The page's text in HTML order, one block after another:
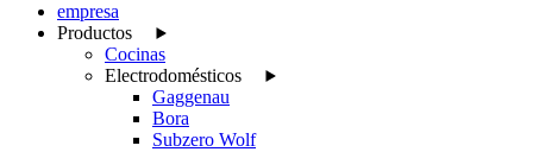
empresa
Productos
Cocinas
Electrodomésticos
Gaggenau
Bora
Subzero Wolf